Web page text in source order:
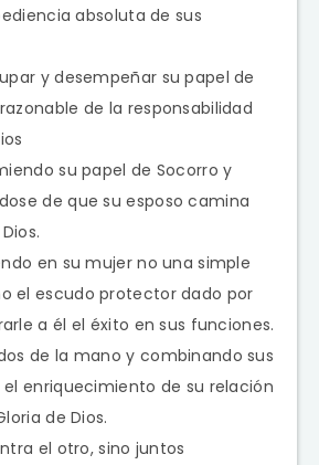
absoluta de sus
y desempeñar su papel de
de la responsabilidad
su papel de Socorro y
de que su esposo camina
en su mujer no una simple
el escudo protector dado por
a él el éxito en sus funciones.
de la mano y combinando sus
enriquecimiento de su relación
de Dios.
el otro, sino juntos